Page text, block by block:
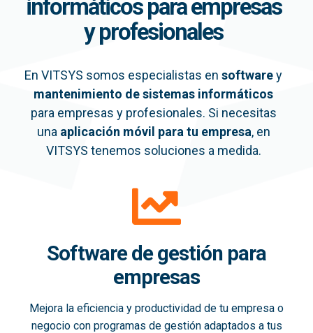
informáticos para empresas
y profesionales
En VITSYS somos especialistas en softwarey
mantenimiento de sistemas informáticos
para empresas y profesionales. Si necesitas
una aplicación móvil para tu empresa, en
VITSYS tenemos soluciones a medida.
Software de gestión para
empresas
Mejora la eficiencia y productividad de tu empresa o
negocio con programas de gestión adaptados a tus